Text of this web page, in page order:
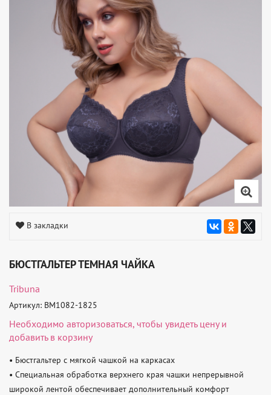
В закладки
БЮСТГАЛЬТЕР ТЕМНАЯ ЧАЙКА
Tribuna
Артикул: BM1082-1825
Необходимо авторизоваться, чтобы увидеть цену и
добавить в корзину
• Бюстгальтер с мягкой чашкой на каркасах
• Специальная обработка верхнего края чашки непрерывной
широкой лентой обеспечивает дополнительный комфорт